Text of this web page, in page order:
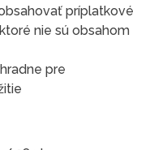
príplatkové
nie sú obsahom
pre